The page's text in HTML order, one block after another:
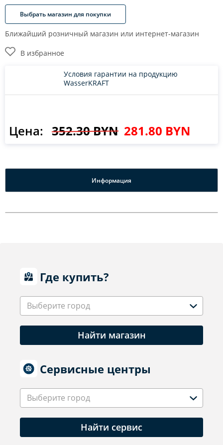
Выбрать магазин для покупки
Ближайший розничный магазин или интернет-магазин
В избранное
Условия гарантии на продукцию
WasserKRAFT
Цена: 352.30 BYN 281.80 BYN
Информация
Где купить?
Выберите город
Найти магазин
Сервисные центры
Выберите город
Найти сервис